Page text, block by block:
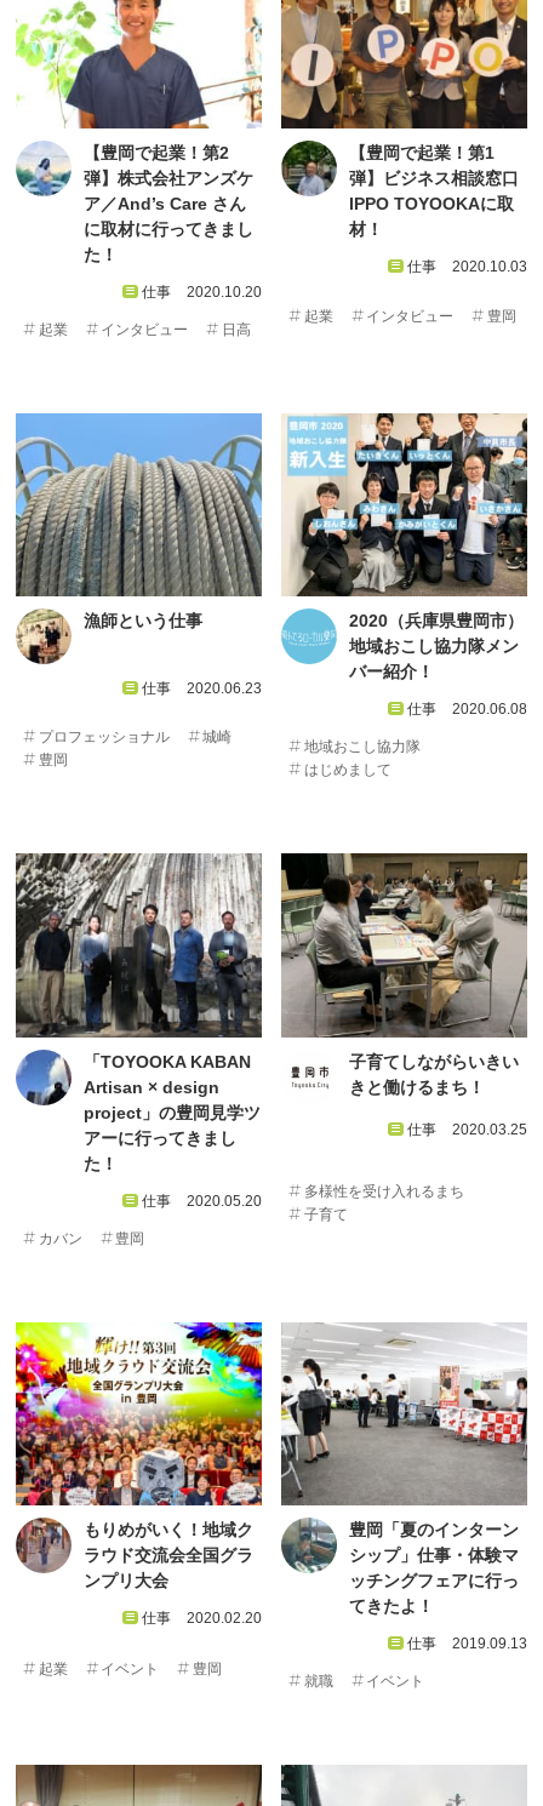
【豊岡で起業！第2
弾】株式会社アンズケ
ア／And’s Care さん
に取材に行ってきまし
た！
仕事 2020.10.20
起業 インタビュー 日高
【豊岡で起業！第1
弾】ビジネス相談窓口
IPPO TOYOOKAに取
材！
仕事 2020.10.03
起業 インタビュー 豊岡
漁師という仕事
仕事 2020.06.23
プロフェッショナル
城崎
豊岡
2020（兵庫県豊岡市）
地域おこし協力隊メン
バー紹介！
仕事 2020.06.08
地域おこし協力隊
はじめまして
「TOYOOKA KABAN
Artisan × design
project」の豊岡見学ツ
アーに行ってきまし
た！
仕事 2020.05.20
カバン 豊岡
子育てしながらいきい
きと働けるまち！
仕事 2020.03.25
多様性を受け入れるまち
子育て
もりめがいく！地域ク
ラウド交流会全国グラ
ンプリ大会
仕事 2020.02.20
起業 イベント 豊岡
豊岡「夏のインターン
シップ」仕事・体験マ
ッチングフェアに行っ
てきたよ！
仕事 2019.09.13
就職 イベント